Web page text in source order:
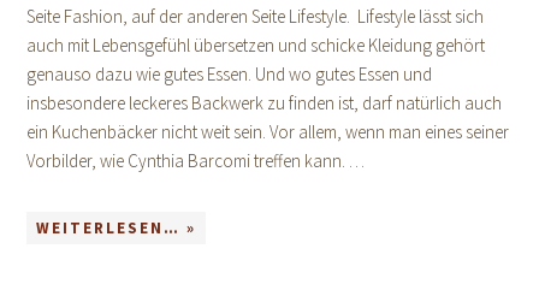
Seite Fashion, auf der anderen Seite Lifestyle. Lifestyle lässt sich
auch mit Lebensgefühl übersetzen und schicke Kleidung gehört
genauso dazu wie gutes Essen. Und wo gutes Essen und
insbesondere leckeres Backwerk zu finden ist, darf natürlich auch
ein Kuchenbäcker nicht weit sein. Vor allem, wenn man eines seiner
Vorbilder, wie Cynthia Barcomi treffen kann. …
WEITERLESEN… »